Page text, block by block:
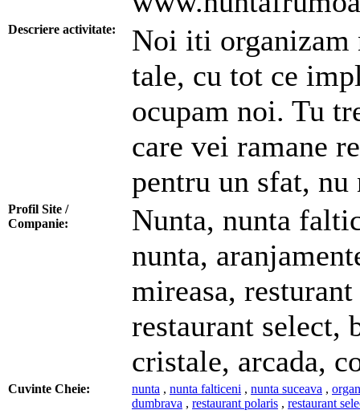
Descriere activitate:
Noi iti organizam
tale, cu tot ce
ocupam noi. Tu
care vei ramane
pentru un sfat,
Profil Site /
Companie:
Nunta, nunta
nunta,
mireasa,
restaurant select,
cristale, arcada,
Cuvinte Cheie: nunta , nunta falticeni , nunta suceava ,
dumbrava , restaurant polaris , restaurant